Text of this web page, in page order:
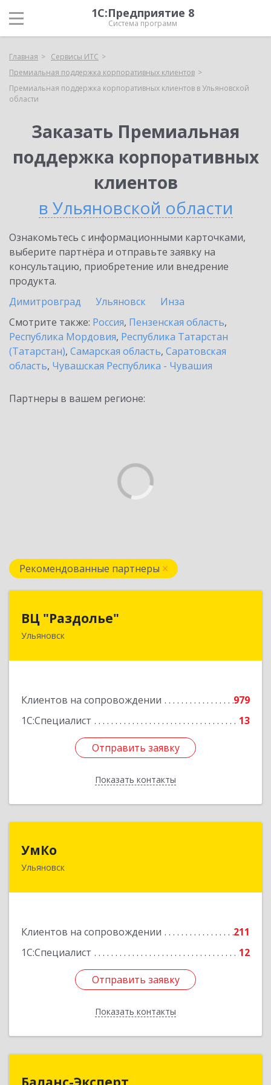
1С:Предприятие 8
Система программ
Главная
Сервисы ИТС
Премиальная поддержка корпоративных клиентов
Премиальная поддержка корпоративных клиентов в Ульяновской
области
Заказать Премиальная
поддержка корпоративных
клиентов
в Ульяновской области
Ознакомьтесь с информационными карточками,
выберите партнёра и отправьте заявку на
консультацию, приобретение или внедрение
продукта.
Димитровград
Ульяновск
Инза
Смотрите также: Россия, Пензенская область,
Республика Мордовия, Республика Татарстан
(Татарстан), Самарская область, Саратовская
область, Чувашская Республика - Чувашия
Партнеры в вашем регионе:
Рекомендованные партнеры
ВЦ "Раздолье"
Ульяновск
Клиентов на сопровождении
979
1С:Специалист
13
Отправить заявку
Показать контакты
432001, Ульяновская обл, Ульяновск г, Марата
Отправить заявку
Назад
УмКо
Ульяновск
Клиентов на сопровождении
211
1С:Специалист
12
Отправить заявку
Показать контакты
Отправить заявку
Назад